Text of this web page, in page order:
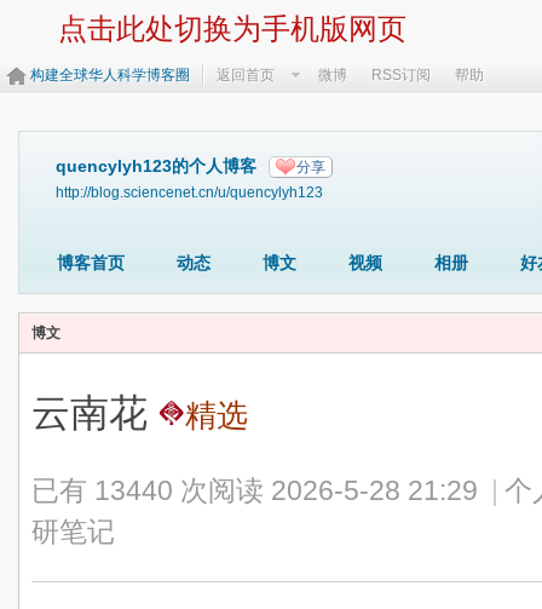
点击此处切换为手机版网页
构建全球华人科学博客圈 返回首页 微博 RSS订阅 帮助
quencylyh123的个人博客 分享
http://blog.sciencenet.cn/u/quencylyh123
博客首页 动态 博文 视频 相册 好
博文
云南花 精选
已有 13440 次阅读 2026-5-28 21:29
个
研笔记